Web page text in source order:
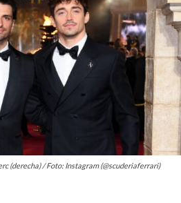
(derecha) / Foto: Instagram (@scuderiaferrari)